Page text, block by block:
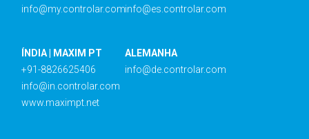
info@my.controlar.cominfo@es.controlar.com
ÍNDIA | MAXIM PT
+91-8826625406
info@in.controlar.com
www.maximpt.net
ALEMANHA
info@de.controlar.com